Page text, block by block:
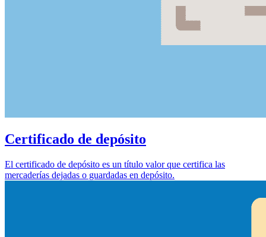
Certificado de depósito
El certificado de depósito es un título valor que certifica las
mercaderías dejadas o guardadas en depósito.